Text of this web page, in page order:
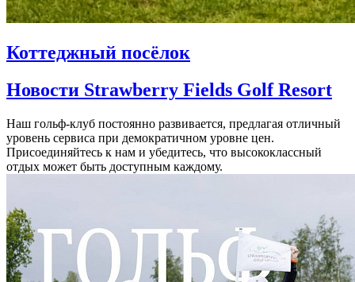
Коттеджный посёлок
Новости Strawberry Fields Golf Resort
Наш гольф-клуб постоянно развивается, предлагая отличный
уровень сервиса при демократичном уровне цен.
Присоединяйтесь к нам и убедитесь, что высококлассный
отдых может быть доступным каждому.